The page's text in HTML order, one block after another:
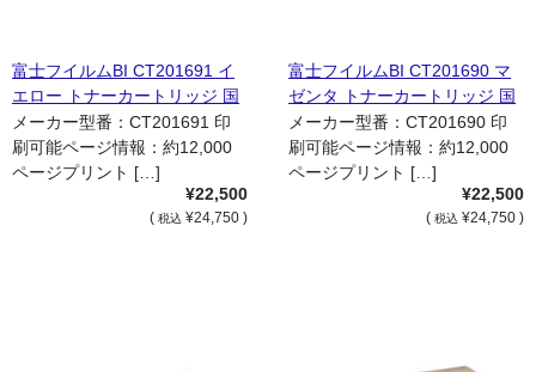
富士フイルムBI CT201691 イ
エロー トナーカートリッジ 国
内純正品
メーカー型番：CT201691 印
刷可能ページ情報：約12,000
ページプリント […]
¥22,500
( 税込 ¥24,750 )
富士フイルムBI CT201690 マ
ゼンタ トナーカートリッジ 国
内純正品
メーカー型番：CT201690 印
刷可能ページ情報：約12,000
ページプリント […]
¥22,500
( 税込 ¥24,750 )